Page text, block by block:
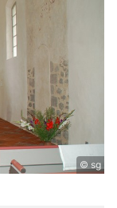
© sg